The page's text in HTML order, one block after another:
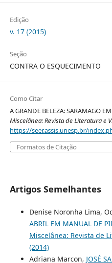
Edição
v. 17 (2015)
Seção
CONTRA O ESQUECIMENTO
Como Citar
A GRANDE BELEZA: SARAMAGO
Miscelânea: Revista de Literatura e
https://seer.assis.unesp.br/
Formatos de Citação
Artigos Semelhantes
Denise Noronha Lima,
ABRIL EM MANUAL DE
Miscelânea: Revista de
(2014)
Adriana Marcon, JOSÉ